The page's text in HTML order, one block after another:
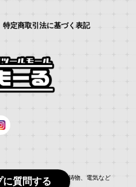
特定商取引法に基づく表記
：自動車補修、建築、鋳物、電気など
に質問する